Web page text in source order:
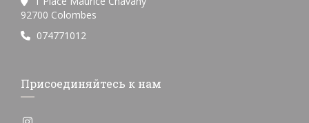
92700 Colombes
074771012
Присоединяйтесь к нам